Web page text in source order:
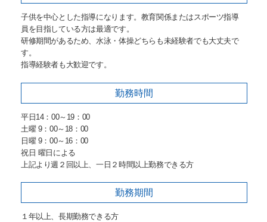
子供を中心とした指導になります。教育関係またはスポーツ指導
員を目指している方は最適です。
研修期間があるため、水泳・体操どちらも未経験者でも大丈夫で
す。
指導経験者も大歓迎です。
勤務時間
平日14：00～19：00
土曜 9：00～18：00
日曜 9：00～16：00
祝日 曜日による
上記より週２回以上、一日２時間以上勤務できる方
勤務期間
１年以上、長期勤務できる方